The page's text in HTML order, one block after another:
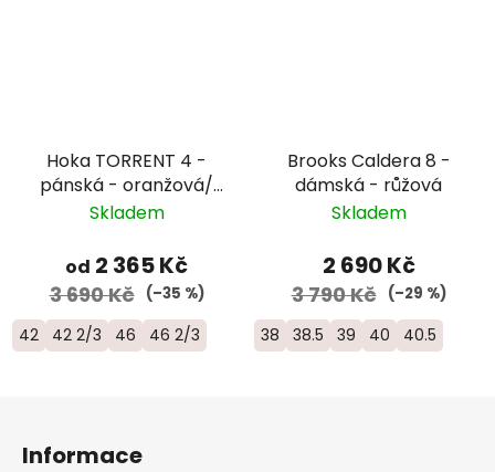
Hoka TORRENT 4 -
pánská - oranžová/
žlutá
Skladem
od 2 365 Kč
3 690 Kč (–35 %)
42 42 2/3 46 46 2/3
Brooks Caldera 8 -
dámská - růžová
Skladem
2 690 Kč
3 790 Kč (–29 %)
38 38.5 39 40 40.5
Informace